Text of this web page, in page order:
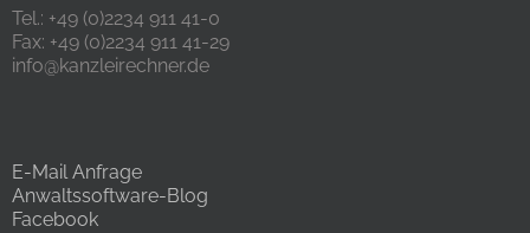
Tel.: +49 (0)2234 911 41-0
Fax: +49 (0)2234 911 41-29
info@kanzleirechner.de
E-Mail Anfrage
Anwaltssoftware-Blog
Facebook